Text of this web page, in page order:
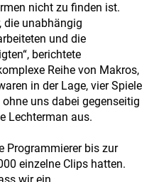
nicht zu finden ist.
die unabhängig
und die
berichtete
Reihe von Makros,
in der Lage, vier Spiele
uns dabei gegenseitig
Lechterman aus.
Programmierer bis zur
einzelne Clips hatten.